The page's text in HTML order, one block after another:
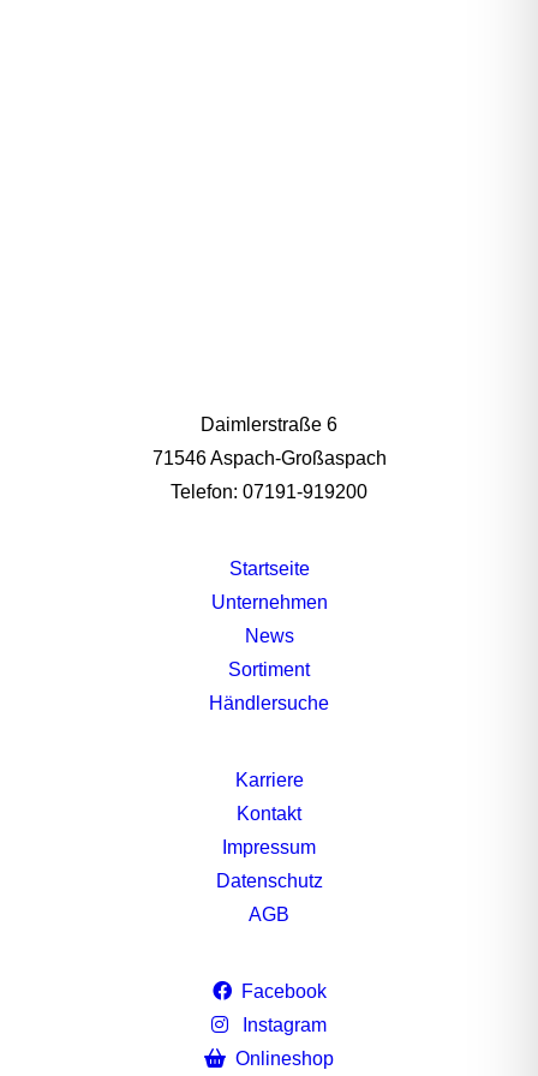
Daimlerstraße 6
71546 Aspach-Großaspach
Telefon: 07191-919200
Startseite
Unternehmen
News
Sortiment
Händlersuche
Karriere
Kontakt
Impressum
Datenschutz
AGB
Facebook
Instagram
Onlineshop